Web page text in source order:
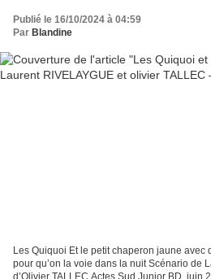
Publié le 16/10/2024 à 04:59
Par Blandine
Les Quiquoi Et le petit chaperon jaune avec
pour qu’on la voie dans la nuit Scénario de
d’Olivier TALLEC Actes Sud Junior BD, juin